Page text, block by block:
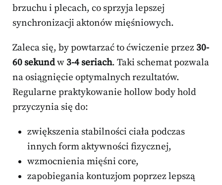
brzuchu i plecach, co sprzyja lepszej
synchronizacji aktonów mięśniowych.
Zaleca się, by powtarzać to ćwiczenie przez 30-
60 sekundw 3-4 seriach. Taki schemat pozwala
na osiągnięcie optymalnych rezultatów.
Regularne praktykowanie hollow body hold
przyczynia się do:
zwiększenia stabilności ciała podczas
innych form aktywności fizycznej,
wzmocnienia mięśni core,
zapobiegania kontuzjom poprzez lepszą